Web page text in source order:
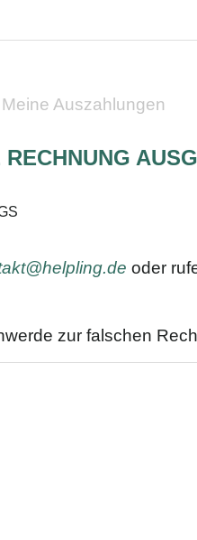
Meine Auszahlungen
oder
zur falschen